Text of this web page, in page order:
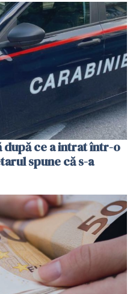
ce a intrat într-o
spune că s-a